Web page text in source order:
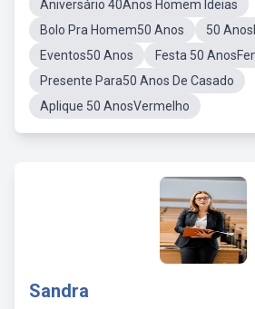
Aniversário 40Anos Homem Ideias
Bolo Pra Homem50 Anos
50
Eventos50 Anos
Festa 50
Presente Para50 Anos De Casado
Aplique 50 AnosVermelho
Sandra